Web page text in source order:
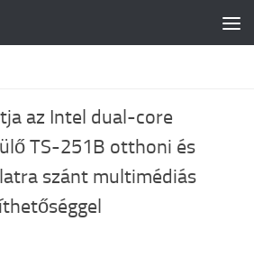
az Intel dual-core
TS-251B otthoni és
szánt multimédiás